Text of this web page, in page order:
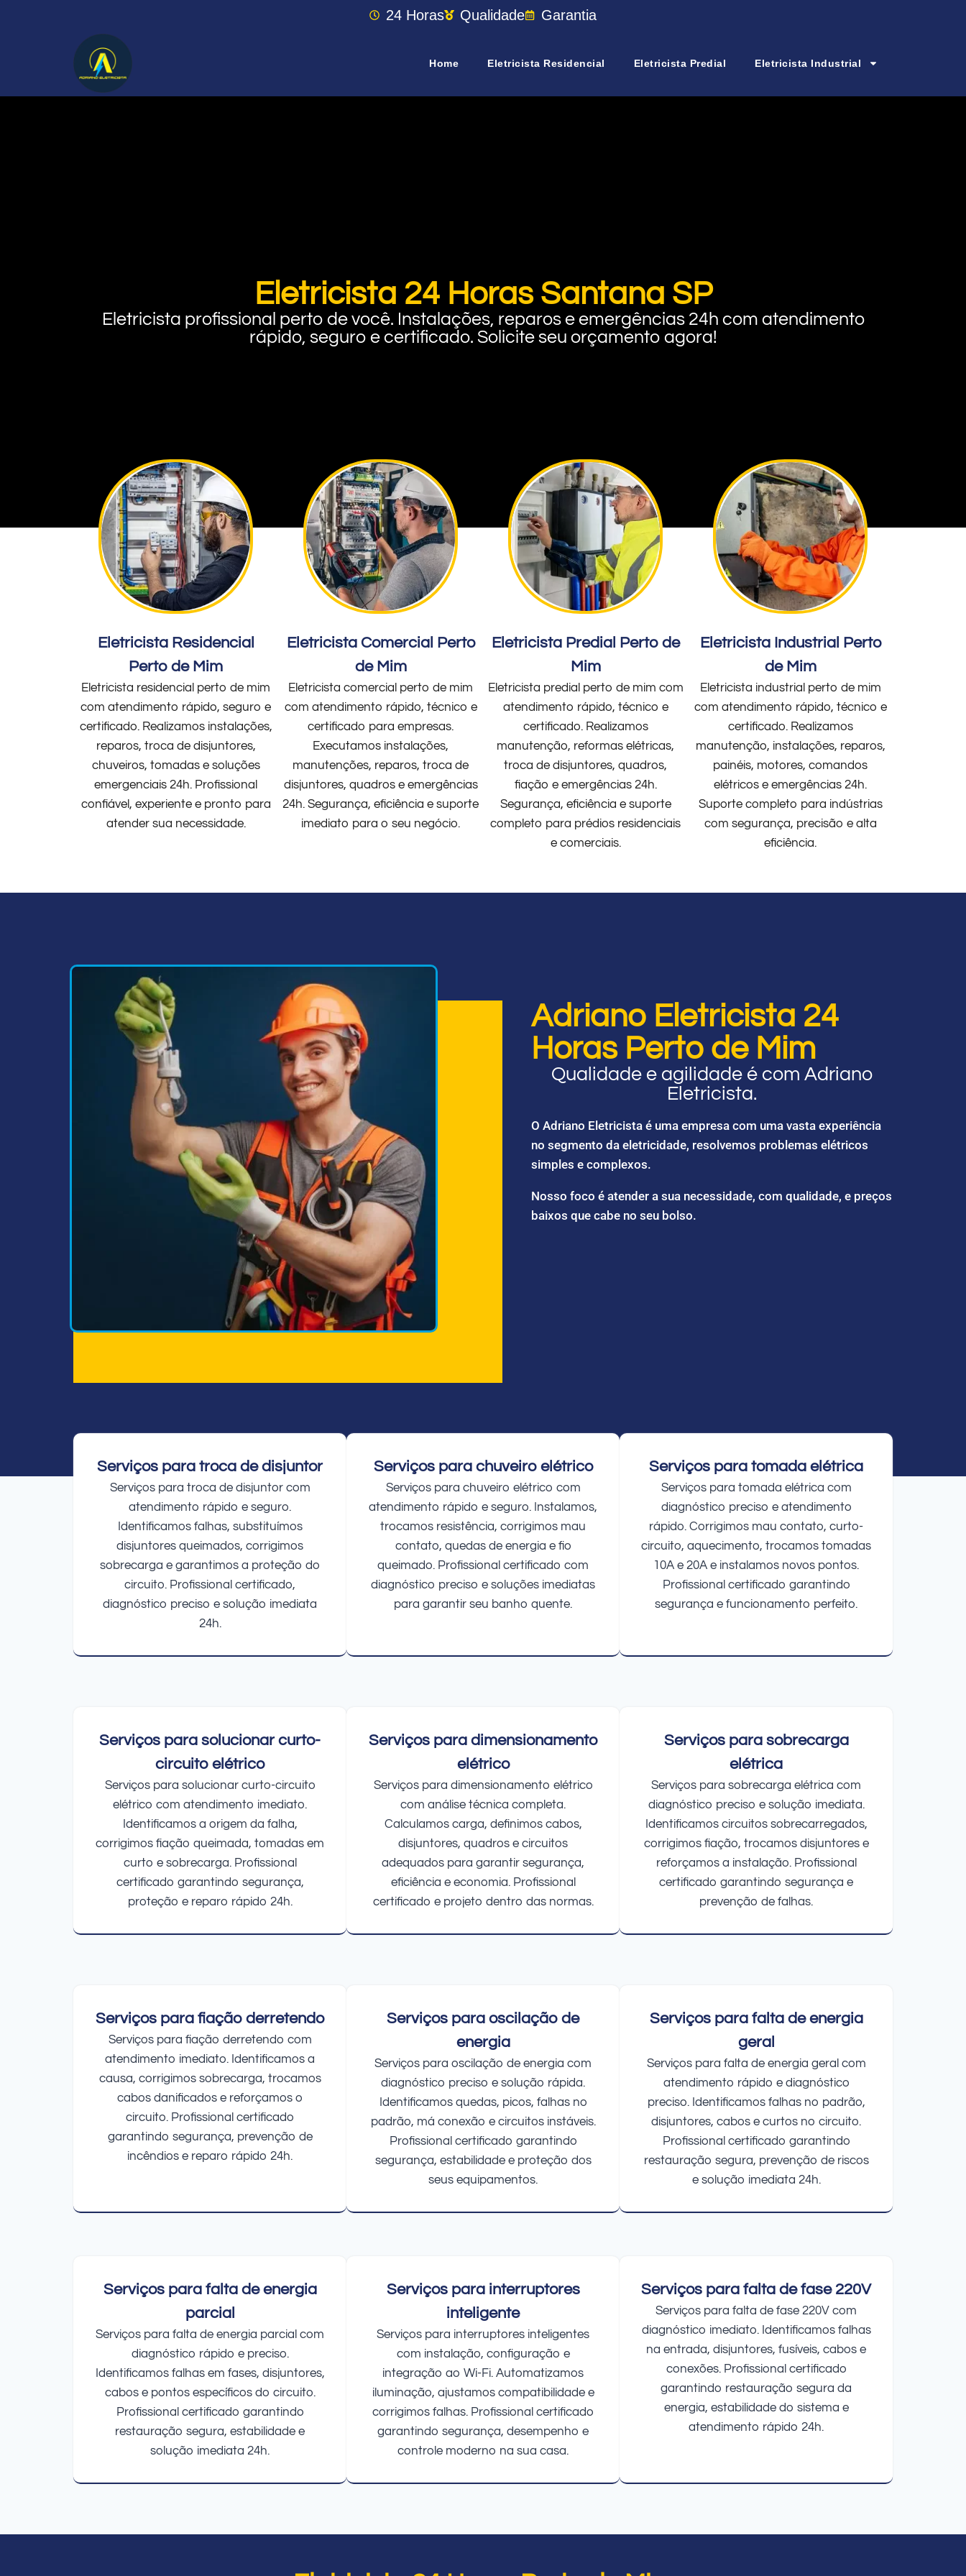
24 Horas Qualidade Garantia
Home Eletricista Residencial Eletricista Predial Eletricista Industrial
Eletricista 24 Horas Santana SP
Eletricista profissional perto de você. Instalações, reparos e emergências 24h com atendimento
rápido, seguro e certificado. Solicite seu orçamento agora!
Eletricista Residencial
Perto de Mim
Eletricista residencial perto de mim
com atendimento rápido, seguro e
certificado. Realizamos instalações,
reparos, troca de disjuntores,
chuveiros, tomadas e soluções
emergenciais 24h. Profissional
confiável, experiente e pronto para
atender sua necessidade.
Eletricista Comercial Perto
de Mim
Eletricista comercial perto de mim
com atendimento rápido, técnico e
certificado para empresas.
Executamos instalações,
manutenções, reparos, troca de
disjuntores, quadros e emergências
24h. Segurança, eficiência e suporte
imediato para o seu negócio.
Eletricista Predial Perto de
Mim
Eletricista predial perto de mim com
atendimento rápido, técnico e
certificado. Realizamos
manutenção, reformas elétricas,
troca de disjuntores, quadros,
fiação e emergências 24h.
Segurança, eficiência e suporte
completo para prédios residenciais
e comerciais.
Eletricista Industrial Perto
de Mim
Eletricista industrial perto de mim
com atendimento rápido, técnico e
certificado. Realizamos
manutenção, instalações, reparos,
painéis, motores, comandos
elétricos e emergências 24h.
Suporte completo para indústrias
com segurança, precisão e alta
eficiência.
Adriano Eletricista 24
Horas Perto de Mim
Qualidade e agilidade é com Adriano
Eletricista.
O Adriano Eletricista é uma empresa com uma vasta experiência
no segmento da eletricidade, resolvemos problemas elétricos
simples e complexos.
Nosso foco é atender a sua necessidade, com qualidade, e preços
baixos que cabe no seu bolso.
Serviços para troca de disjuntor
Serviços para troca de disjuntor com
atendimento rápido e seguro.
Identificamos falhas, substituímos
disjuntores queimados, corrigimos
sobrecarga e garantimos a proteção do
circuito. Profissional certificado,
diagnóstico preciso e solução imediata
24h.
Serviços para chuveiro elétrico
Serviços para chuveiro elétrico com
atendimento rápido e seguro. Instalamos,
trocamos resistência, corrigimos mau
contato, quedas de energia e fio
queimado. Profissional certificado com
diagnóstico preciso e soluções imediatas
para garantir seu banho quente.
Serviços para tomada elétrica
Serviços para tomada elétrica com
diagnóstico preciso e atendimento
rápido. Corrigimos mau contato, curto-
circuito, aquecimento, trocamos tomadas
10A e 20A e instalamos novos pontos.
Profissional certificado garantindo
segurança e funcionamento perfeito.
Serviços para solucionar curto-
circuito elétrico
Serviços para solucionar curto-circuito
elétrico com atendimento imediato.
Identificamos a origem da falha,
corrigimos fiação queimada, tomadas em
curto e sobrecarga. Profissional
certificado garantindo segurança,
proteção e reparo rápido 24h.
Serviços para dimensionamento
elétrico
Serviços para dimensionamento elétrico
com análise técnica completa.
Calculamos carga, definimos cabos,
disjuntores, quadros e circuitos
adequados para garantir segurança,
eficiência e economia. Profissional
certificado e projeto dentro das normas.
Serviços para sobrecarga
elétrica
Serviços para sobrecarga elétrica com
diagnóstico preciso e solução imediata.
Identificamos circuitos sobrecarregados,
corrigimos fiação, trocamos disjuntores e
reforçamos a instalação. Profissional
certificado garantindo segurança e
prevenção de falhas.
Serviços para fiação derretendo
Serviços para fiação derretendo com
atendimento imediato. Identificamos a
causa, corrigimos sobrecarga, trocamos
cabos danificados e reforçamos o
circuito. Profissional certificado
garantindo segurança, prevenção de
incêndios e reparo rápido 24h.
Serviços para oscilação de
energia
Serviços para oscilação de energia com
diagnóstico preciso e solução rápida.
Identificamos quedas, picos, falhas no
padrão, má conexão e circuitos instáveis.
Profissional certificado garantindo
segurança, estabilidade e proteção dos
seus equipamentos.
Serviços para falta de energia
geral
Serviços para falta de energia geral com
atendimento rápido e diagnóstico
preciso. Identificamos falhas no padrão,
disjuntores, cabos e curtos no circuito.
Profissional certificado garantindo
restauração segura, prevenção de riscos
e solução imediata 24h.
Serviços para falta de energia
parcial
Serviços para falta de energia parcial com
diagnóstico rápido e preciso.
Identificamos falhas em fases, disjuntores,
cabos e pontos específicos do circuito.
Profissional certificado garantindo
restauração segura, estabilidade e
solução imediata 24h.
Serviços para interruptores
inteligente
Serviços para interruptores inteligentes
com instalação, configuração e
integração ao Wi-Fi. Automatizamos
iluminação, ajustamos compatibilidade e
corrigimos falhas. Profissional certificado
garantindo segurança, desempenho e
controle moderno na sua casa.
Serviços para falta de fase 220V
Serviços para falta de fase 220V com
diagnóstico imediato. Identificamos falhas
na entrada, disjuntores, fusíveis, cabos e
conexões. Profissional certificado
garantindo restauração segura da
energia, estabilidade do sistema e
atendimento rápido 24h.